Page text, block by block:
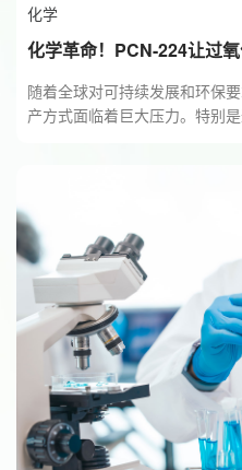
化学
化学革命！PCN-224让过
随着全球对可持续发展和环保
产方式面临着巨大压力。特别